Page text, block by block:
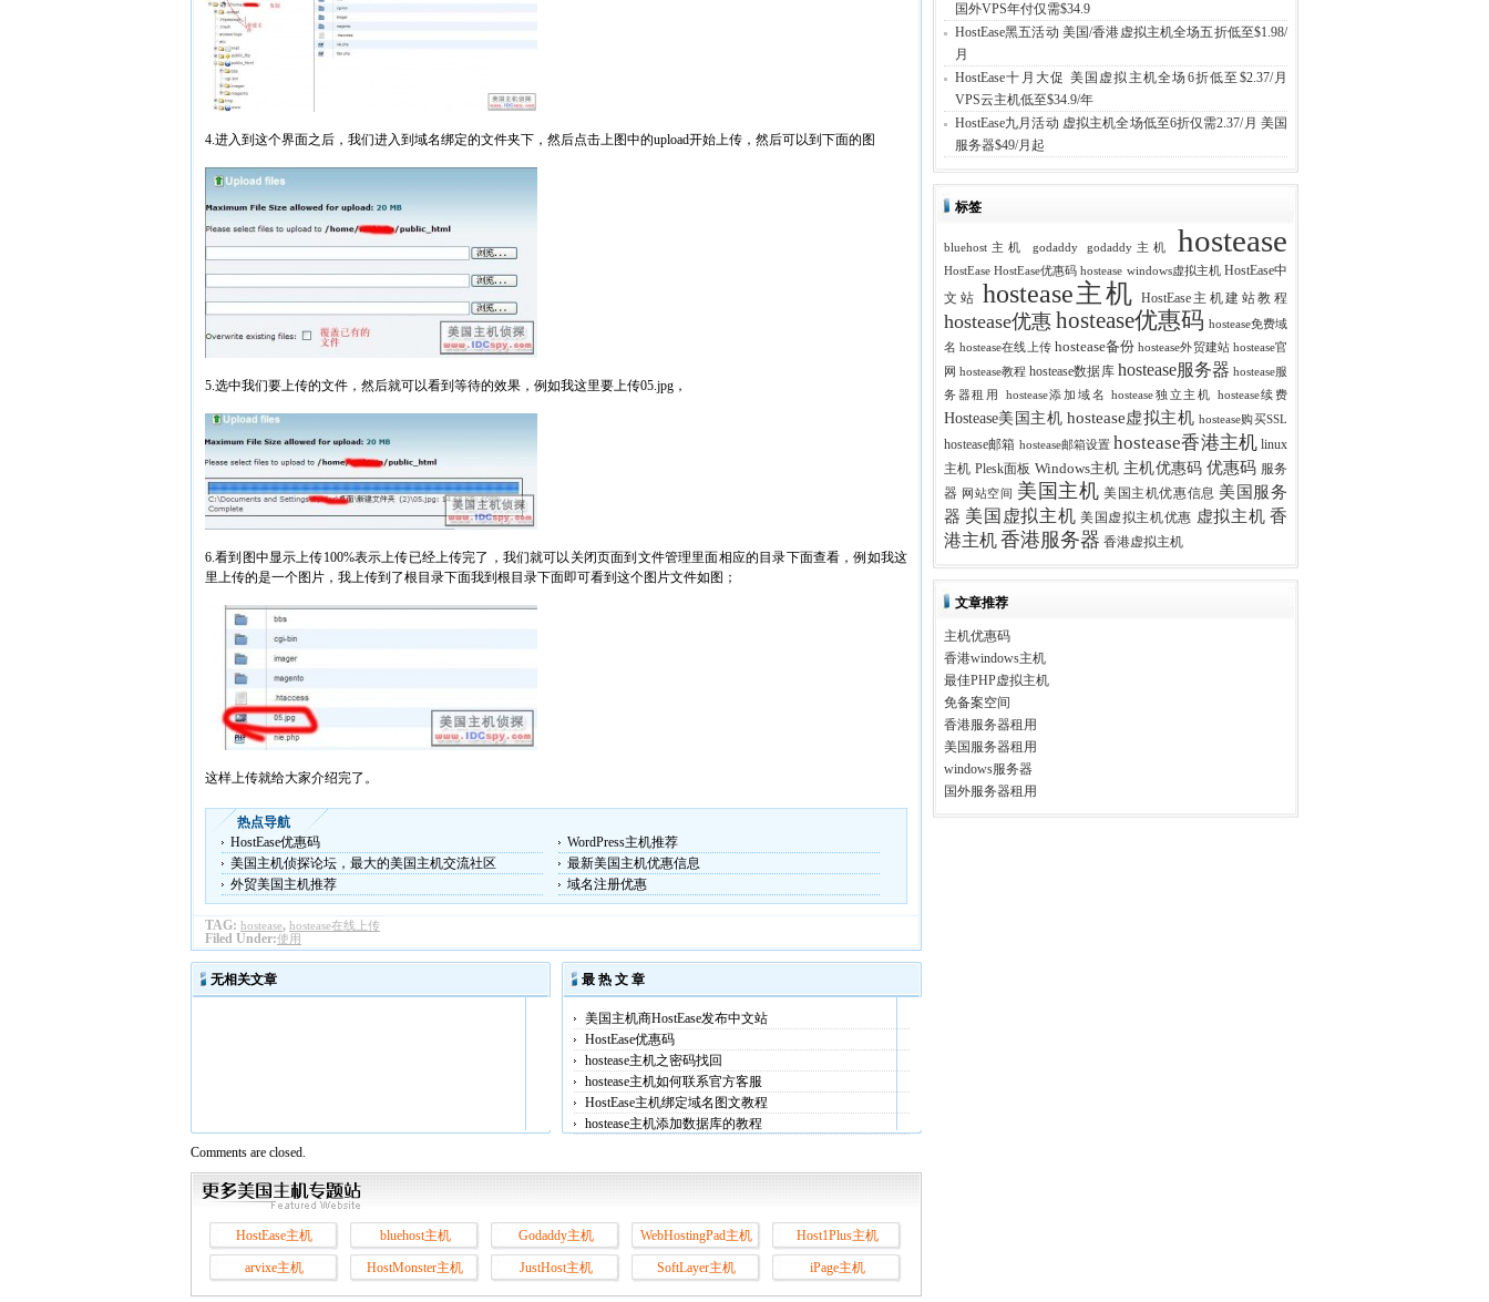
4.进入到这个界面之后，我们进入到域名绑定的文件夹下，然后点击上图中的upload开始上传，然后可以到下面的图
5.选中我们要上传的文件，然后就可以看到等待的效果，例如我这里要上传05.jpg，
6.看到图中显示上传100%表示上传已经上传完了，我们就可以关闭页面到文件管理里面相应的目录下面查看，例如我这
里上传的是一个图片，我上传到了根目录下面我到根目录下面即可看到这个图片文件如图；
这样上传就给大家介绍完了。
热点导航
HostEase优惠码
WordPress主机推荐
美国主机侦探论坛，最大的美国主机交流社区
最新美国主机优惠信息
外贸美国主机推荐
域名注册优惠
TAG: hostease, hostease在线上传
Filed Under:使用
无相关文章 最 热 文 章
美国主机商HostEase发布中文站
HostEase优惠码
hostease主机之密码找回
hostease主机如何联系官方客服
HostEase主机绑定域名图文教程
hostease主机添加数据库的教程
Comments are closed.
HostEase主机 bluehost主机 Godaddy主机 WebHostingPad主机 Host1Plus主机
arvixe主机 HostMonster主机 JustHost主机 SoftLayer主机 iPage主机
国外VPS年付仅需$34.9
HostEase黑五活动 美国/香港虚拟主机全场五折低至$1.98/
月
HostEase十月大促 美国虚拟主机全场6折低至$2.37/月
VPS云主机低至$34.9/年
HostEase九月活动 虚拟主机全场低至6折仅需2.37/月 美国
服务器$49/月起
标签
bluehost主机 godaddy godaddy主机 hostease
HostEase HostEase优惠码 hostease windows虚拟主机 HostEase中
文站 hostease主机 HostEase主机建站教程
hostease优惠 hostease优惠码 hostease免费域
名 hostease在线上传 hostease备份 hostease外贸建站 hostease官
网 hostease教程 hostease数据库 hostease服务器 hostease服
务器租用
hostease添加域名 hostease独立主机 hostease续费
Hostease美国主机 hostease虚拟主机 hostease购买SSL
hostease邮箱 hostease邮箱设置 hostease香港主机 linux
主机 Plesk面板 Windows主机 主机优惠码 优惠码 服务
器 网站空间 美国主机 美国主机优惠信息 美国服务
器 美国虚拟主机 美国虚拟主机优惠 虚拟主机 香
港主机香港服务器 香港虚拟主机
文章推荐
主机优惠码
香港windows主机
最佳PHP虚拟主机
免备案空间
香港服务器租用
美国服务器租用
windows服务器
国外服务器租用